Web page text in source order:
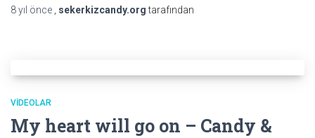
8 yıl önce sekerkizcandy.orgtarafından
VIDEOLAR
My heart will go on – Candy &